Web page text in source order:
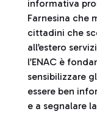
informativa
Farnesina che
cittadini che
all’estero
l’ENAC è
sensibilizzare
essere ben
e a segnalare